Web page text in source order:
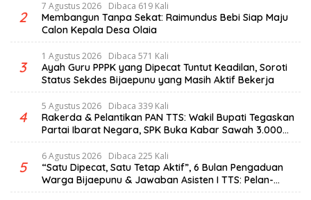
2
7 Agustus 2026 Dibaca 619 Kali
Membangun Tanpa Sekat: Raimundus Bebi Siap Maju
Calon Kepala Desa Olaia
3
1 Agustus 2026 Dibaca 571 Kali
Ayah Guru PPPK yang Dipecat Tuntut Keadilan, Soroti
Status Sekdes Bijaepunu yang Masih Aktif Bekerja
4
5 Agustus 2026 Dibaca 339 Kali
Rakerda & Pelantikan PAN TTS: Wakil Bupati Tegaskan
Partai Ibarat Negara, SPK Buka Kabar Sawah 3.000
Hektar & Larangan Politik Uang
5
6 Agustus 2026 Dibaca 225 Kali
“Satu Dipecat, Satu Tetap Aktif”, 6 Bulan Pengaduan
Warga Bijaepunu & Jawaban Asisten I TTS: Pelan-
pelan, Tapi Pasti.